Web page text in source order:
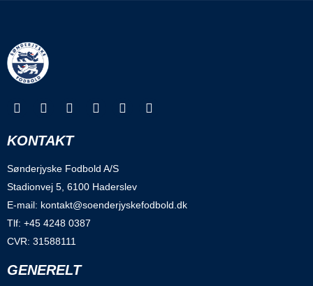
KONTAKT
Sønderjyske Fodbold A/S
Stadionvej 5, 6100 Haderslev
E-mail: kontakt@soenderjyskefodbold.dk
Tlf: +45 4248 0387
CVR: 31588111
GENERELT